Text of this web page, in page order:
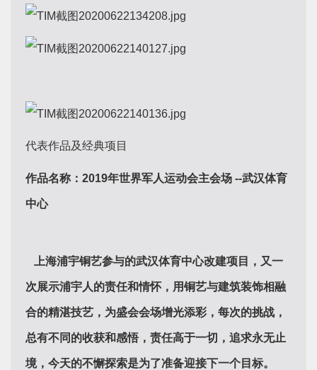
代表作品及经典项目
作品名称： 2019年世界军人运动会主会场 --武汉体育
中心
上海浦宇铜艺参与的武汉体育中心改建项目，又一
次展示浦宇人的责任和情怀，用铜艺与建筑装饰相融
合的精湛技艺，为盛会会场增光添彩，每次的挑战，
总有不同的收获和感悟，责任高于一切，追求永无止
境，今天的不懈探索是为了准备迎接下一个目标。